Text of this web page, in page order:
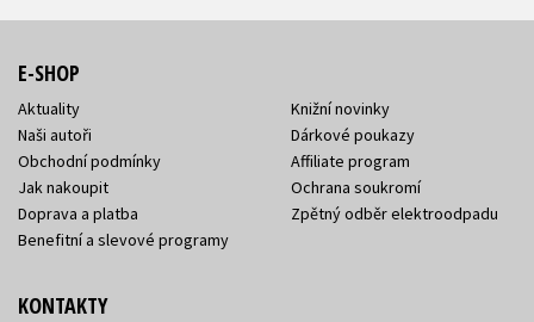
E-SHOP
Aktuality
Naši autoři
Obchodní podmínky
Jak nakoupit
Doprava a platba
Benefitní a slevové programy
Knižní novinky
Dárkové poukazy
Affiliate program
Ochrana soukromí
Zpětný odběr elektroodpadu
KONTAKTY